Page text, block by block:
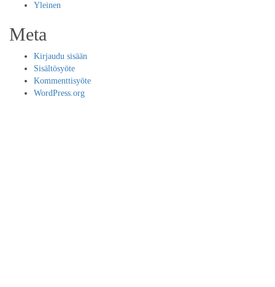
Yleinen
Meta
Kirjaudu sisään
Sisältösyöte
Kommenttisyöte
WordPress.org